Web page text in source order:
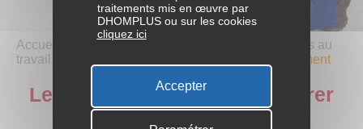
Parcours professionnel
RETRAITE ET BIEN VIEILLIR
Passage à la retraite
Accueil / Activités professionnelles /
Dépenses liées au
travail
Le prêt de la Caf pour améliorer votre logement
Le prêt de la Caf pour améliorer
votre logement
traitements mis en œuvre par
DHOMPLUS ou sur les cookies
cliquez ici
Accepter